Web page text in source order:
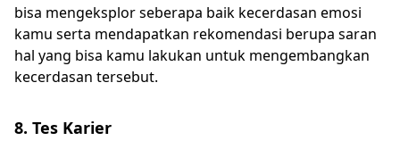
bisa mengeksplor seberapa baik kecerdasan emosi
kamu serta mendapatkan rekomendasi berupa saran
hal yang bisa kamu lakukan untuk mengembangkan
kecerdasan tersebut.
8. Tes Karier